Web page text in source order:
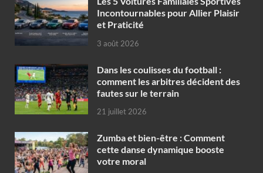
Incontournables pour Allier Plaisir
et Praticité
3 août 2026
Dans les coulisses du football :
comment les arbitres décident des
fautes sur le terrain
21 juillet 2026
Zumba et bien-être : Comment
cette danse dynamique booste
votre moral